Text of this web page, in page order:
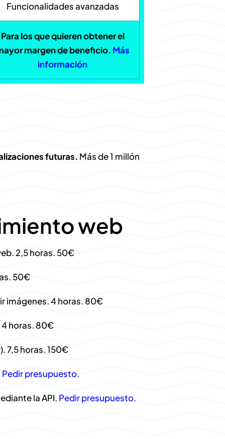
Funcionalidades avanzadas
Para los que quieren obtener el
margen de beneficio. Más
información
futuras. Más de 1 millón
web
2,5 horas. 50€
50€
imágenes. 4 horas. 80€
4 horas. 80€
7,5 horas. 150€
Pedir presupuesto.
la API. Pedir presupuesto.